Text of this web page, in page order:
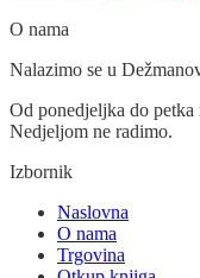
O nama
Nalazimo se u
Od ponedjeljka do
Nedjeljom ne radimo.
Izbornik
Naslovna
O nama
Trgovina